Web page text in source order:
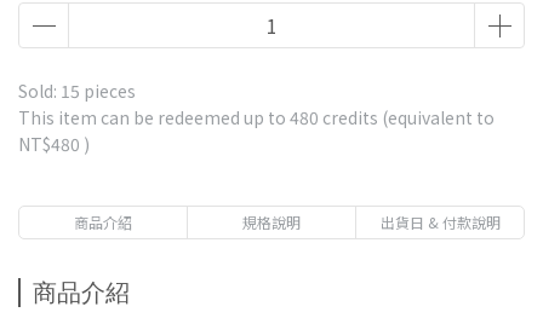
60g 1 Pack-Market price $900
Village or Fair Trade Geisha*1 Drip bag coffee-Market
price $85
Free gift with purchases of NT$2,500-5 Single Estates
Geisha-Market price $570
Free gift with purchases of NT$3,800-Panama La
Esmeralda Red Leble Geisha 20g 1 Pack-Market price
$750
Sold: 15 pieces
This item can be redeemed up to 480 credits (equivalent to
NT$480 )
商品介紹 規格說明 出貨日 & 付款說明
商品介紹